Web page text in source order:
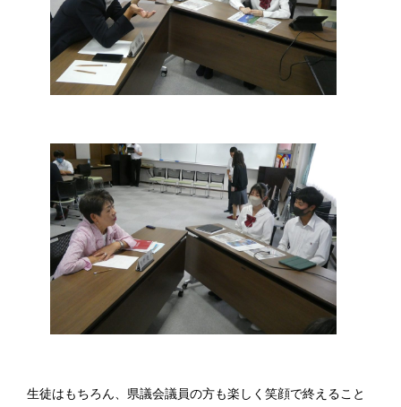
生徒はもちろん、県議会議員の方も楽しく笑顔で終えること